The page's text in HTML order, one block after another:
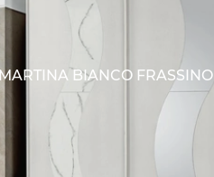
MARTINA BIANCO FRASSINO